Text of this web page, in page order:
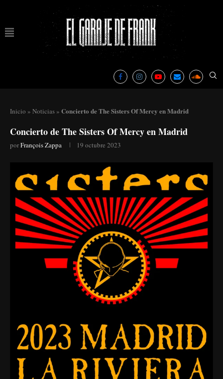
Inicio » Noticias » Concierto de The Sisters Of Mercy en Madrid
Concierto de The Sisters Of Mercy en Madrid
porFrançois Zappa 19 octubre 2023